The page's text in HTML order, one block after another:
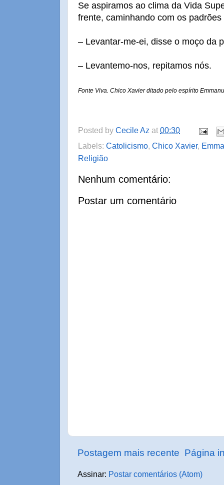
Se aspiramos ao clima da Vida
frente, caminhando com os
– Levantar-me-ei, disse o moço da
– Levantemo-nos, repitamos nós.
Fonte Viva. Chico Xavier ditado pelo espírito
Posted by Cecile Az at 00:30
Labels: Catolicismo, Chico Xavier,
Religião
Nenhum comentário:
Postar um comentário
Postagem mais recente Página
Assinar: Postar comentários (Atom)